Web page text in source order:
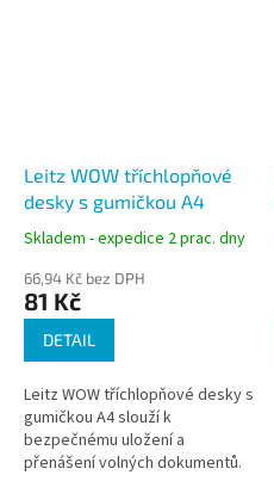
Leitz WOW tříchlopňové
desky s gumičkou A4
Skladem - expedice 2 prac. dny
66,94 Kč bez DPH
81 Kč
DETAIL
Leitz WOW tříchlopňové desky s
gumičkou A4 slouží k
bezpečnému uložení a
přenášení volných dokumentů.